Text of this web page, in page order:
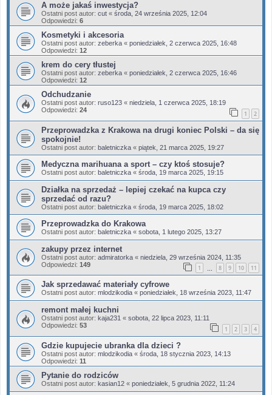
A może jakaś inwestycja?
Ostatni post autor: cut « środa, 24 września 2025, 12:04
Odpowiedzi: 6
Kosmetyki i akcesoria
Ostatni post autor: zeberka « poniedziałek, 2 czerwca 2025, 16:48
Odpowiedzi: 12
krem do cery tłustej
Ostatni post autor: zeberka « poniedziałek, 2 czerwca 2025, 16:46
Odpowiedzi: 12
Odchudzanie
Ostatni post autor: ruso123 « niedziela, 1 czerwca 2025, 18:19
Odpowiedzi: 24 1 2
Przeprowadzka z Krakowa na drugi koniec Polski – da się
spokojnie!
Ostatni post autor: baletniczka « piątek, 21 marca 2025, 19:27
Medyczna marihuana a sport – czy ktoś stosuje?
Ostatni post autor: baletniczka « środa, 19 marca 2025, 19:15
Działka na sprzedaż – lepiej czekać na kupca czy
sprzedać od razu?
Ostatni post autor: baletniczka « środa, 19 marca 2025, 18:02
Przeprowadzka do Krakowa
Ostatni post autor: baletniczka « sobota, 1 lutego 2025, 13:27
zakupy przez internet
Ostatni post autor: admiratorka « niedziela, 29 września 2024, 11:35
Odpowiedzi: 149 1 8 9 10 11
Jak sprzedawać materiały cyfrowe
Ostatni post autor: mlodzikodia « poniedziałek, 18 września 2023, 11:47
remont małej kuchni
Ostatni post autor: kaja231 « sobota, 22 lipca 2023, 11:11
Odpowiedzi: 53 1 2 3 4
Gdzie kupujecie ubranka dla dzieci ?
Ostatni post autor: mlodzikodia « środa, 18 stycznia 2023, 14:13
Odpowiedzi: 11
Pytanie do rodziców
Ostatni post autor: kasian12 « poniedziałek, 5 grudnia 2022, 11:24